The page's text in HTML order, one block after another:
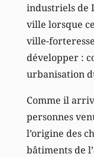
industriels de
ville lorsque
ville-
développer :
urbanisation
Comme il
personnes
l’origine des
bâtiments de